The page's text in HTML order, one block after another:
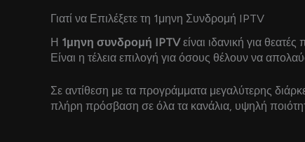
Γιατί να Επιλέξετε τη 1μηνη Συνδρομή IPTV
Η 1μηνη συνδρομή IPTVείναι ιδανική για
Είναι η τέλεια επιλογή για όσους θέλουν να
Σε αντίθεση με τα προγράμματα μεγαλύτερης
πλήρη πρόσβαση σε όλα τα κανάλια, υψηλή